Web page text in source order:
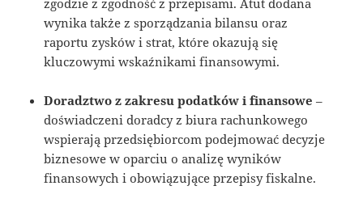
wynika także z sporządzania bilansu oraz
raportu zysków i strat, które okazują się
kluczowymi wskaźnikami finansowymi.
Doradztwo z zakresu podatków i finansowe –
doświadczeni doradcy z biura rachunkowego
wspierają przedsiębiorcom podejmować decyzje
biznesowe w oparciu o analizę wyników
finansowych i obowiązujące przepisy fiskalne.